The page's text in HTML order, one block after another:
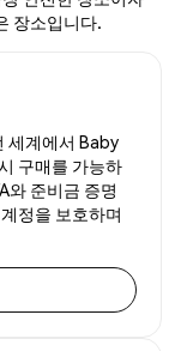
장소입니다.
세계에서 Baby
구매를 가능하
와 준비금 증명
정을 보호하며